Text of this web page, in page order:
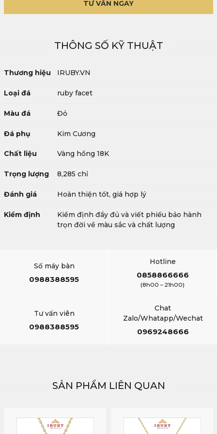
TƯ VẤN NGAY
THÔNG SỐ KỸ THUẬT
Thương hiệu IRUBY.VN
Loại đá ruby facet
Màu đá Đỏ
Đá phụ Kim Cương
Chất liệu Vàng hồng 18K
Trọng lượng 8,285 chỉ
Đánh giá Hoàn thiện tốt, giá hợp lý
Kiểm định
Kiểm định đầy đủ và viết phiếu bảo hành
trọn đời về màu sắc và chất lượng
Số máy bàn
0988388595
Hotline
0858866666
(8h00 – 21h00)
Tư vấn viên
0988388595
Chat
Zalo/Whatapp/Wechat
0969248666
SẢN PHẨM LIÊN QUAN